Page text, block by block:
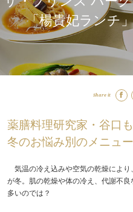
「楊貴妃ランチ
Share it
薬膳料理研究家・谷口
冬のお悩み別のメニュ
気温の冷え込みや空気の乾燥により
が冬。肌の乾燥や体の冷え、代謝不
多いのでは？